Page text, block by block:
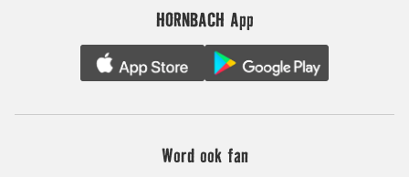
HORNBACH App
Word ook fan